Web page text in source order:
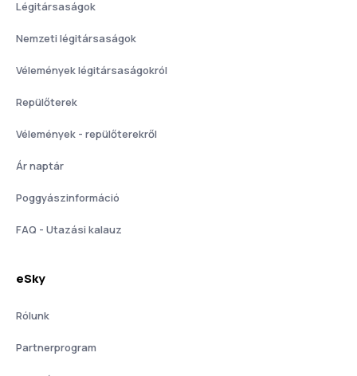
Légitársaságok
Nemzeti légitársaságok
Vélemények légitársaságokról
Repülőterek
Vélemények - repülőterekről
Ár naptár
Poggyászinformáció
FAQ - Utazási kalauz
eSky
Rólunk
Partnerprogram